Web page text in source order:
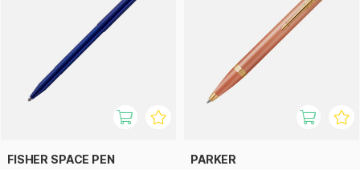
FISHER SPACE PEN PARKER